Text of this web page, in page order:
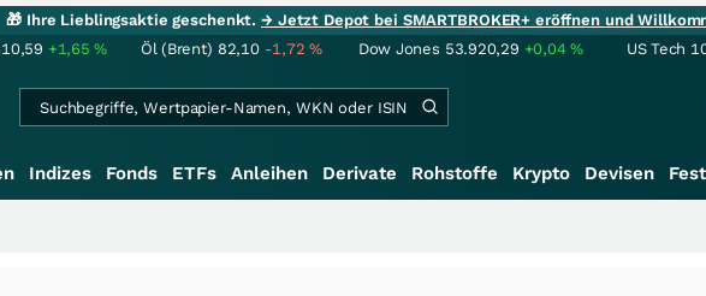
🎁 Ihre Lieblingsaktie geschenkt.→ Jetzt Depot bei SMARTBROKER+ eröffnen und
+1,65% Öl (Brent) 82,10 -1,72% Dow Jones 53.920,29 +0,04% US Tech
Indizes Fonds ETFs Anleihen Derivate Rohstoffe Krypto Devisen